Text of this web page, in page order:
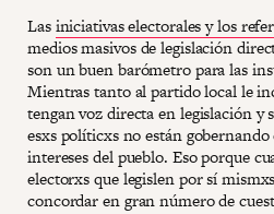
Lasiniciativas electorales y los
medios masivos de legislación
son un buen barómetro para las
Mientras tanto al partido local le
tengan voz directa en legislación y
esxs políticxs no están
intereses del pueblo. Eso porque
electorxs que legislen por sí
concordar en gran número de